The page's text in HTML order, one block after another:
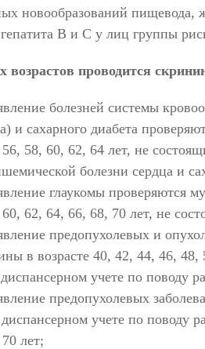
новообразований пищевода,
В и С у лиц группы
возрастов проводится
болезней системы
и сахарного диабета
58, 60, 62, 64 лет, не
болезни сердца и
глаукомы проверяются
62, 64, 66, 68, 70 лет, не
предопухолевых и
в возрасте 40, 42, 44, 46,
учете по поводу
предопухолевых
учете по поводу
лет;